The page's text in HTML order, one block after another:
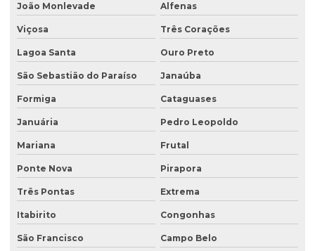
Empresas de consultoria meio ambiente
Empresas que fazem análise de água
Ensaio percolação do solo
Ensaio triaxial de solos
Escritório de consultoria ambiental
Estudo hidrogeológico
Estudo hidrológico
Estudo hidrológico para outorga
Estudo hidrológico para pontes
João Monlevade Alfenas
Viçosa Três Corações
Lagoa Santa Ouro Preto
São Sebastião do Paraíso Janaúba
Formiga Cataguases
Januária Pedro Leopoldo
Mariana Frutal
Ponte Nova Pirapora
Três Pontas Extrema
Itabirito Congonhas
São Francisco Campo Belo